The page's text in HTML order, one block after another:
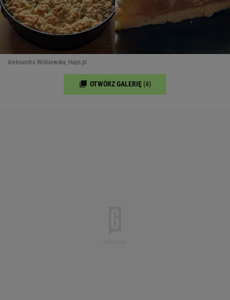
Aleksandra Wiśniewska, Haps.pl
OTWÓRZ GALERIĘ (4)